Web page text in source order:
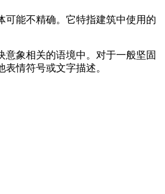
可能不精确。它特指建筑中使用的
意象相关的语境中。对于一般坚固
情符号或文字描述。